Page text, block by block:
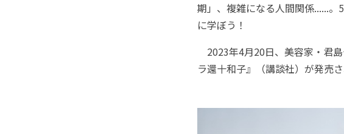
期」、複雑になる人間関係......
に学ぼう！
2023年4月20日、美容家・君
ラ還十和子』（講談社）が発売さ